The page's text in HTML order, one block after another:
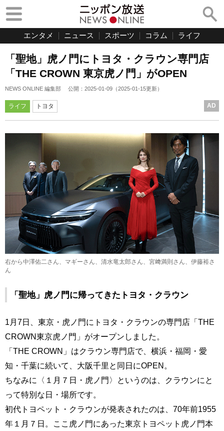
エンタメ ニュース スポーツ コラム ライフ
「聖地」虎ノ門にトヨタ・クラウン専門店
「THE CROWN 東京虎ノ門」がOPEN
NEWS ONLINE 編集部 公開： 2025-01-09 （2025-01-15更新）
ライフ トヨタ AD
右から中澤佑二さん、マギーさん、清水竜太郎さん、宮﨑満則さん、伊藤裕さ
ん
「聖地」虎ノ門に帰ってきたトヨタ・クラウン
1月7日、東京・虎ノ門にトヨタ・クラウンの専門店「THE
CROWN東京虎ノ門」がオープンしました。
「THE CROWN」はクラウン専門店で、横浜・福岡・愛
知・千葉に続いて、大阪千里と同日にOPEN。
ちなみに〈１月７日・虎ノ門〉というのは、クラウンにと
って特別な日・場所です。
初代トヨペット・クラウンが発表されたのは、70年前1955
年１月７日。ここ虎ノ門にあった東京トヨペット虎ノ門本